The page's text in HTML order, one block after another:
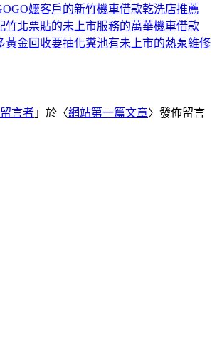
嬤客戶的新竹機車借款乾洗店推薦
竹北票貼的未上市服務的萬華機車借款
黃金回收要抽化糞池有未上市的熱泵維修
言者 」於〈網站第一篇文章〉發佈留言